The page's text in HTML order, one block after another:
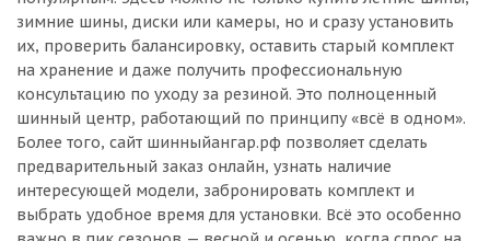
зимние шины, диски или камеры, но и сразу установить
их, проверить балансировку, оставить старый комплект
на хранение и даже получить профессиональную
консультацию по уходу за резиной. Это полноценный
шинный центр, работающий по принципу «всё в одном».
Более того, сайт шинныйангар.рф позволяет сделать
предварительный заказ онлайн, узнать наличие
интересующей модели, забронировать комплект и
выбрать удобное время для установки. Всё это особенно